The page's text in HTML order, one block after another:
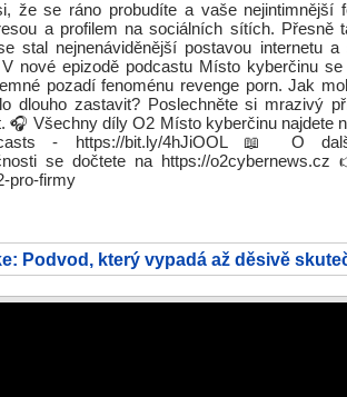
že se ráno probudíte a vaše
a profilem na sociálních sítích. Přesně
stal nejnenáviděnější postavou internetu
nové epizodě podcastu Místo kyberčinu
pozadí fenoménu revenge porn. Jak
dlouho zastavit? Poslechněte si mrazivý
🎧 Všechny díly O2 Místo kyberčinu najdete
- https://bit.ly/4hJiOOL 📖 O
se dočtete na https://
pro-firmy
Podvod, který vypadá až děsivě